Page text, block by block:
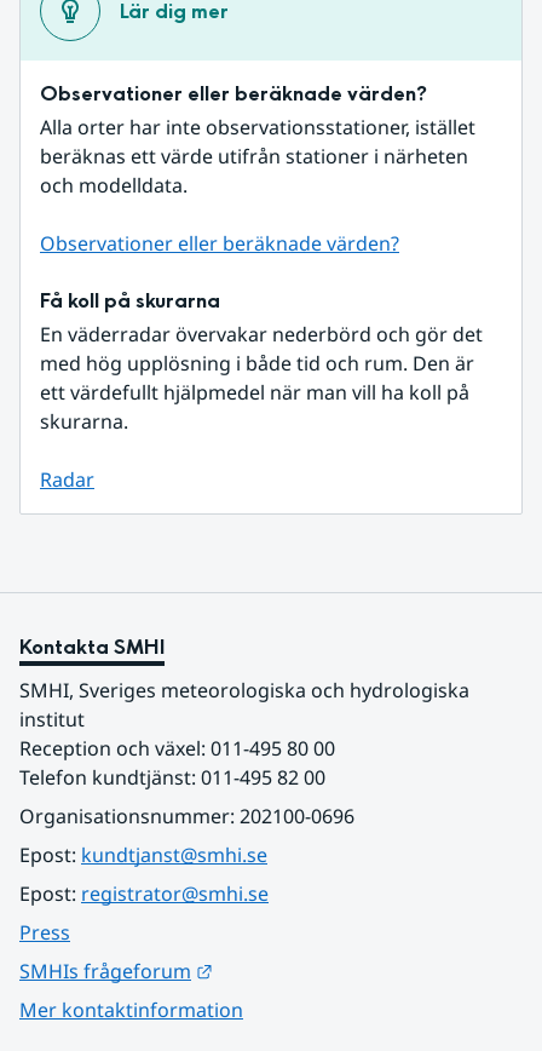
Lär dig mer
Observationer eller beräknade värden?
Alla orter har inte observationsstationer, istället
beräknas ett värde utifrån stationer i närheten
och modelldata.
Observationer eller beräknade värden?
Få koll på skurarna
En väderradar övervakar nederbörd och gör det
med hög upplösning i både tid och rum. Den är
ett värdefullt hjälpmedel när man vill ha koll på
skurarna.
Radar
Kontakta SMHI
SMHI, Sveriges meteorologiska och hydrologiska
institut
Reception och växel: 011-495 80 00
Telefon kundtjänst: 011-495 82 00
Organisationsnummer: 202100-0696
Epost: kundtjanst@smhi.se
Epost: registrator@smhi.se
Press
SMHIs frågeforum
Mer kontaktinformation